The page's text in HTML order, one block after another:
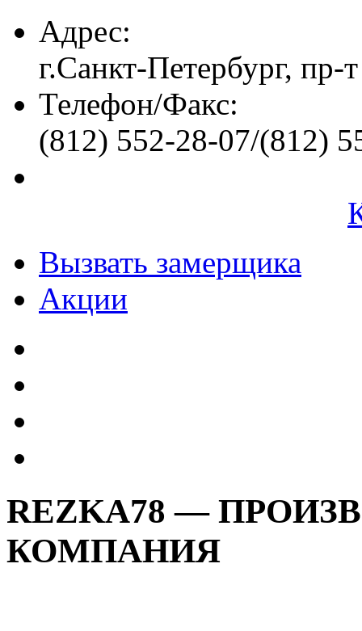
Адрес:
г.Санкт-Петербург, пр-
Телефон/Факс:
(812) 552-28-07/(812)
Вызвать замерщика
Акции
REZKA78 —
КОМПАНИЯ